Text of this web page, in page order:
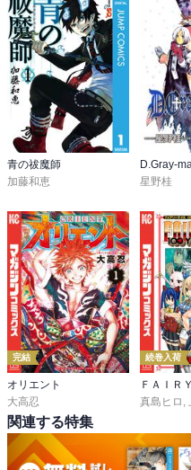
青の祓魔師
加藤和恵
D.Gray-
星野桂
完結
オリエント
大高忍
続巻入荷
真島ヒロ
関連する特集